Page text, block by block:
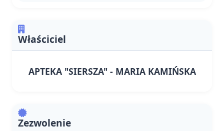
Właściciel
APTEKA "SIERSZA" - MARIA KAMIŃSKA
Zezwolenie